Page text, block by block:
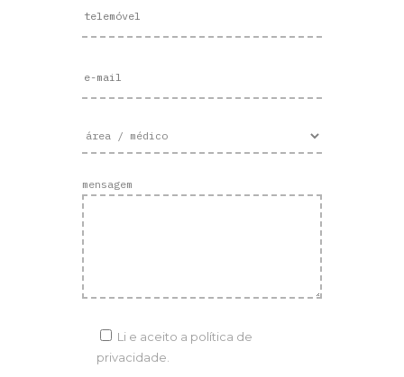
mensagem
Li e aceito a política de
privacidade.